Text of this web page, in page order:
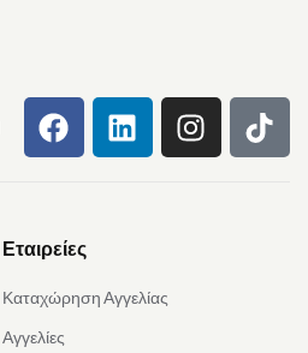
Εταιρείες
Καταχώρηση Αγγελίας
Αγγελίες